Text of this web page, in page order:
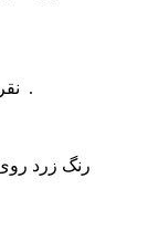
نقره های شما به نرخ روز از شما خریداری میشود .
رنگ‌ زرد